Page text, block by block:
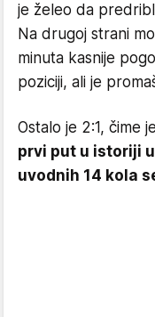
je želeo da
Na drugoj strani
minuta kasnije
poziciji, ali je
Ostalo je 2:1, čime je
prvi put u istoriji
uvodnih 14 kola